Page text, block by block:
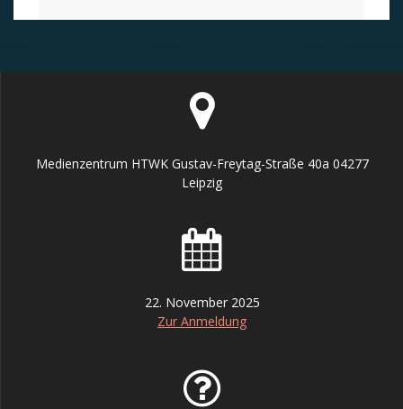
Medienzentrum HTWK Gustav-Freytag-Straße 40a 04277
Leipzig
22. November 2025
Zur Anmeldung